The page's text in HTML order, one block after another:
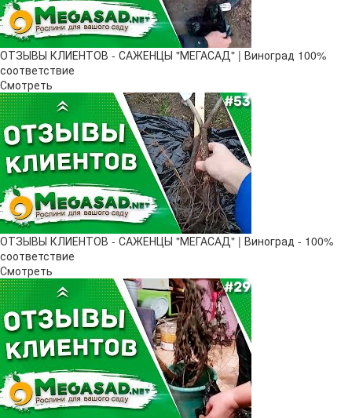
ОТЗЫВЫ КЛИЕНТОВ - САЖЕНЦЫ "МЕГАСАД" | Виноград 100%
соответствие
Смотреть
ОТЗЫВЫ КЛИЕНТОВ - САЖЕНЦЫ "МЕГАСАД" | Виноград - 100%
соответствие
Смотреть